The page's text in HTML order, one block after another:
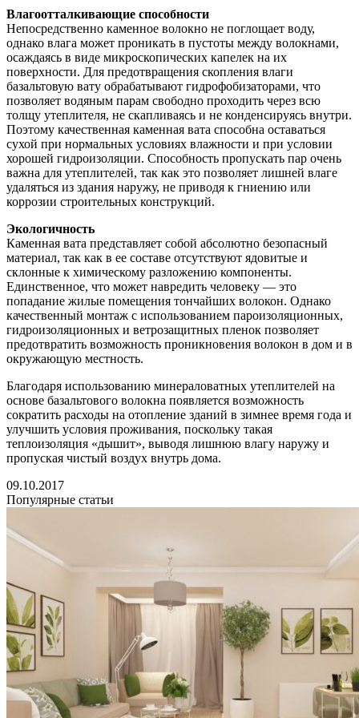
Влагоотталкивающие способности
Непосредственно каменное волокно не поглощает воду,
однако влага может проникать в пустоты между волокнами,
осаждаясь в виде микроскопических капелек на их
поверхности. Для предотвращения скопления влаги
базальтовую вату обрабатывают гидрофобизаторами, что
позволяет водяным парам свободно проходить через всю
толщу утеплителя, не скапливаясь и не конденсируясь внутри.
Поэтому качественная каменная вата способна оставаться
сухой при нормальных условиях влажности и при условии
хорошей гидроизоляции. Способность пропускать пар очень
важна для утеплителей, так как это позволяет лишней влаге
удаляться из здания наружу, не приводя к гниению или
коррозии строительных конструкций.
Экологичность
Каменная вата представляет собой абсолютно безопасный
материал, так как в ее составе отсутствуют ядовитые и
склонные к химическому разложению компоненты.
Единственное, что может навредить человеку — это
попадание жилые помещения тончайших волокон. Однако
качественный монтаж с использованием пароизоляционных,
гидроизоляционных и ветрозащитных пленок позволяет
предотвратить возможность проникновения волокон в дом и в
окружающую местность.
Благодаря использованию минераловатных утеплителей на
основе базальтового волокна появляется возможность
сократить расходы на отопление зданий в зимнее время года и
улучшить условия проживания, поскольку такая
теплоизоляция «дышит», выводя лишнюю влагу наружу и
пропуская чистый воздух внутрь дома.
09.10.2017
Популярные статьи